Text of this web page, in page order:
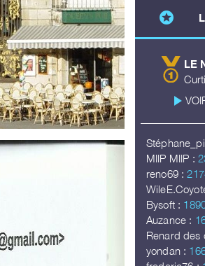
stars
LE
play_arrow
MIIP MIIP :
reno69 :
Bysoft :
Auzance :
Renard des
yondan :